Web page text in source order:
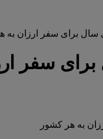
سال برای سفر ارزان به
سفر